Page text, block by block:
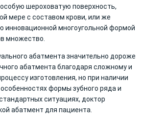
шероховатую поверхность,
мере с составом крови, или же
многоугольной формой
множество.
абатмента значительно дороже
абатмента благодаря сложному и
изготовления, но при наличии
формы зубного ряда и
ситуациях, доктор
абатмент для пациента.